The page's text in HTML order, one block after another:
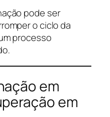
pode ser
o ciclo da
processo
em
em